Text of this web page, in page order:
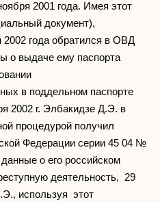
2001 года. Имея этот
документ),
года обратился в ОВД
о выдаче ему паспорта
в поддельном паспорте
2002 г. Элбакидзе Д.Э. в
процедурой получил
Федерации серии 45 04 №
о его российском
деятельность, 29
используя этот